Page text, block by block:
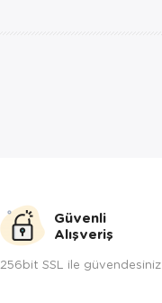
Güvenli
Alışveriş
256bit SSL ile güvendesiniz